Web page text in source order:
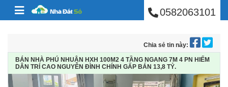
Skip to content BÁN NHÀ PHÚ0582063101
Chia sẻ tin này:
BÁN NHÀ PHÚ NHUẬN HXH 100M2 4 TẦNG NGANG 7M 4 PN HIẾM
DÂN TRÍ CAO NGUYỄN ĐÌNH CHÍNH GẤP BÁN 13,8 TỶ.